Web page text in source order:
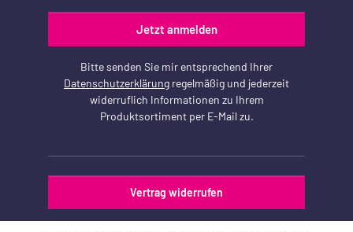
Jetzt anmelden
Bitte senden Sie mir entsprechend Ihrer
Datenschutzerklärung regelmäßig und jederzeit
widerruflich Informationen zu Ihrem
Produktsortiment per E-Mail zu.
Vertrag widerrufen